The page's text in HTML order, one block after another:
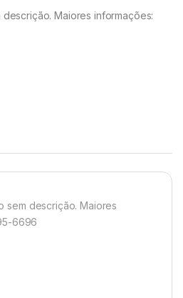
descrição. Maiores informações:
sem descrição. Maiores
6696